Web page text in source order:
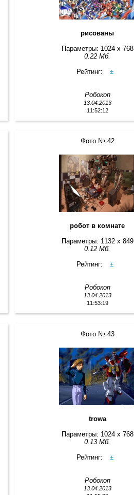
рисованы
Параметры: 1024 x 768
0.22 Мб.
Рейтинг:
±
Робокоп
13.04.2013
11:52:12
Фото № 42
робот в комнате
Параметры: 1132 x 849
0.12 Мб.
Рейтинг:
±
Робокоп
13.04.2013
11:53:19
Фото № 43
trowa
Параметры: 1024 x 768
0.13 Мб.
Рейтинг:
±
Робокоп
13.04.2013